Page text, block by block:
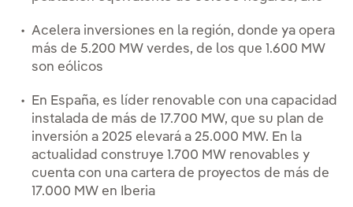
Acelera inversiones en la región, donde ya opera
más de 5.200 MW verdes, de los que 1.600 MW
son eólicos
En España, es líder renovable con una capacidad
instalada de más de 17.700 MW, que su plan de
inversión a 2025 elevará a 25.000 MW. En la
actualidad construye 1.700 MW renovables y
cuenta con una cartera de proyectos de más de
17.000 MW en Iberia